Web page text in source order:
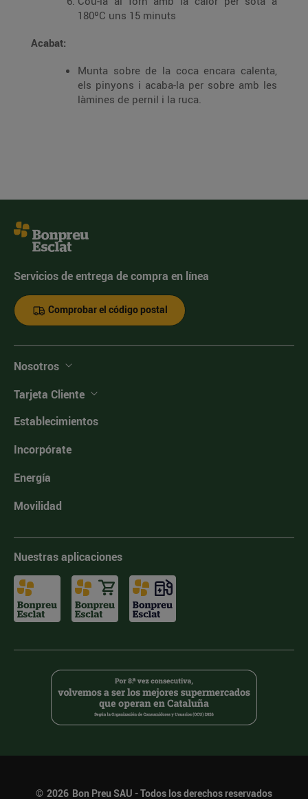
180ºC uns 15 minuts
Acabat:
Munta sobre de la coca encara calenta,
els pinyons i acaba-la per sobre amb les
làmines de pernil i la ruca.
Servicios de entrega de compra en línea
Comprobar el código postal
Nosotros
Tarjeta Cliente
Establecimientos
Incorpórate
Energía
Movilidad
Nuestras aplicaciones
© 2026 Bon Preu SAU - Todos los derechos reservados